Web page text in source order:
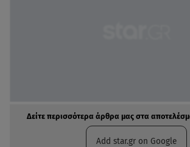
Δείτε περισσότερα άρθρα μας στα
Add star.gr on Google